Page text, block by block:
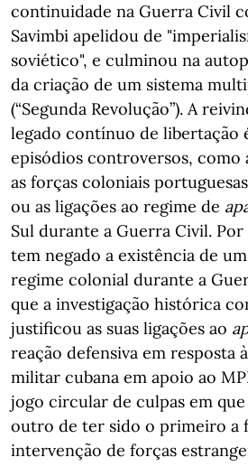
continuidade na Guerra Civil
Savimbi apelidou de
soviético", e culminou na
da criação de um sistema
(“Segunda Revolução”). A
legado contínuo de libertação
episódios controversos, como
as forças coloniais portuguesas
ou as ligações ao regime de
Sul durante a Guerra Civil.
tem negado a existência de
regime colonial durante a
que a investigação histórica
justificou as suas ligações ao
reação defensiva em resposta
militar cubana em apoio ao
jogo circular de culpas em que
outro de ter sido o primeiro a
intervenção de forças